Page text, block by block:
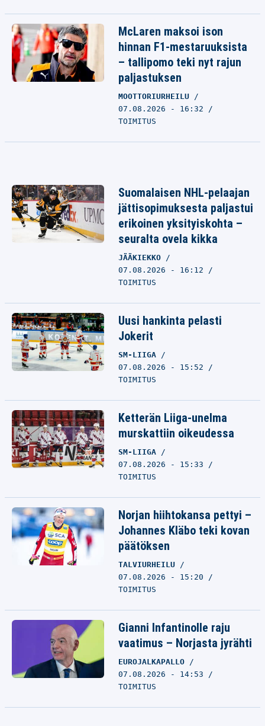
McLaren maksoi ison
hinnan F1-mestaruuksista
– tallipomo teki nyt rajun
paljastuksen
MOOTTORIURHEILU
07.08.2026 - 16:32
TOIMITUS
Suomalaisen NHL-pelaajan
jättisopimuksesta paljastui
erikoinen yksityiskohta –
seuralta ovela kikka
JÄÄKIEKKO
07.08.2026 - 16:12
TOIMITUS
Uusi hankinta pelasti
Jokerit
SM-LIIGA
07.08.2026 - 15:52
TOIMITUS
Ketterän Liiga-unelma
murskattiin oikeudessa
SM-LIIGA
07.08.2026 - 15:33
TOIMITUS
Norjan hiihtokansa pettyi –
Johannes Kläbo teki kovan
päätöksen
TALVIURHEILU
07.08.2026 - 15:20
TOIMITUS
Gianni Infantinolle raju
vaatimus – Norjasta jyrähti
EUROJALKAPALLO
07.08.2026 - 14:53
TOIMITUS